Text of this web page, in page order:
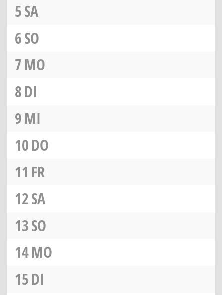
5SA
6SO
7MO
8DI
9MI
10DO
11 FR
12SA
13SO
14MO
15DI